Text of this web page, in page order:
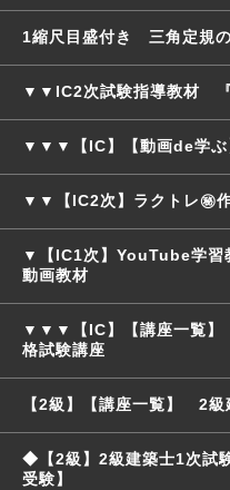
1縮尺目盛付き 三角定規
▼▼IC2次試験指導教材 『
▼▼▼【IC】【動画de学ぶ
▼▼【IC2次】ラクトレ㊙
▼【IC1次】YouTube学習
動画教材
▼▼▼【IC】【講座一覧】
格試験講座
【2級】【講座一覧】 2級
◆【2級】2級建築士1次試
受験】